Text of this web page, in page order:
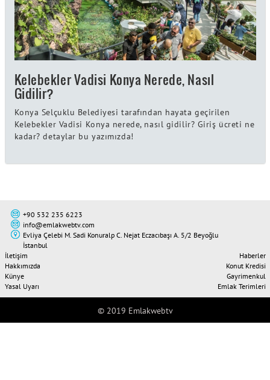
Kelebekler Vadisi Konya Nerede, Nasıl
Gidilir?
Konya Selçuklu Belediyesi tarafından hayata geçirilen
Kelebekler Vadisi Konya nerede, nasıl gidilir? Giriş ücreti ne
kadar? detaylar bu yazımızda!
+90 532 235 6223
info@emlakwebtv.com
Evliya Çelebi M. Sadi Konuralp C. Nejat Eczacıbaşı A. 5/2 Beyoğlu
İstanbul
İletişim
Hakkımızda
Künye
Yasal Uyarı
Haberler
Konut Kredisi
Gayrimenkul
Emlak Terimleri
© 2019 Emlakwebtv